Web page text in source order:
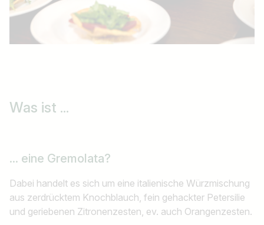
Was ist ...
... eine Gremolata?
Dabei handelt es sich um eine italienische Würzmischung
aus zerdrücktem Knochblauch, fein gehackter Petersilie
und geriebenen Zitronenzesten, ev. auch Orangenzesten.
Ich suche nach …